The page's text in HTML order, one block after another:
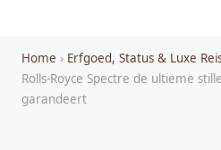
Home › Erfgoed, Status & Luxe
Rolls-Royce Spectre de ultieme
garandeert